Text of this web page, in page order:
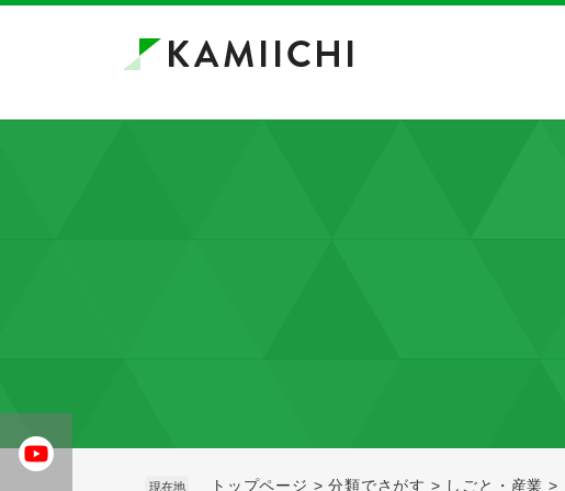
先
を
現在地 トップページ >分類でさがす > しごと・産業 >